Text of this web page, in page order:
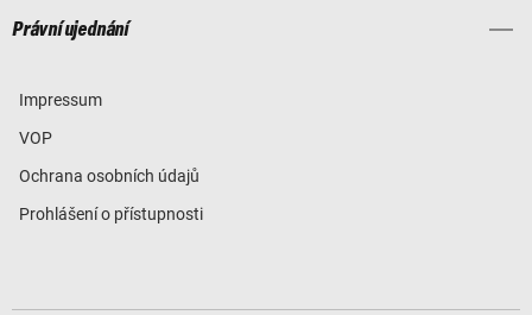
Právní ujednání
Impressum
VOP
Ochrana osobních údajů
Prohlášení o přístupnosti